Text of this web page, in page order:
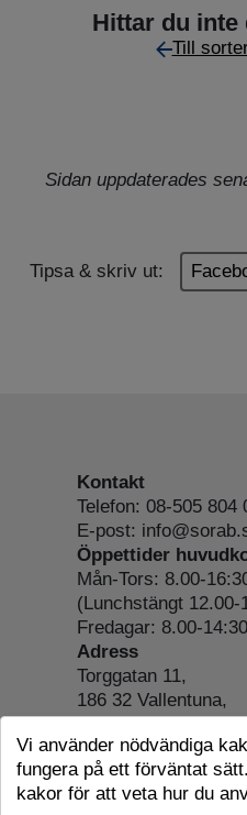
Hittar du inte
Till
Sidan uppdaterades
Tipsa & skriv ut:
Kontakt
Telefon: 08-505 804
E-post:
Öppettider
Mån-Tors: 8.00-
(Lunchstängt 12.00-
Fredagar: 8.00-14:30
Adress
Torggatan 11,
186 32 Vallentuna,
Org.nr: 556197-4022
Om webbplatsen
Cookie-information
Vi använder nödvändiga
fungera på ett förväntat
kakor för att veta hur du